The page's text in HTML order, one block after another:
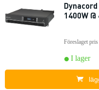
1400W @
Föreslaget pris
I lager